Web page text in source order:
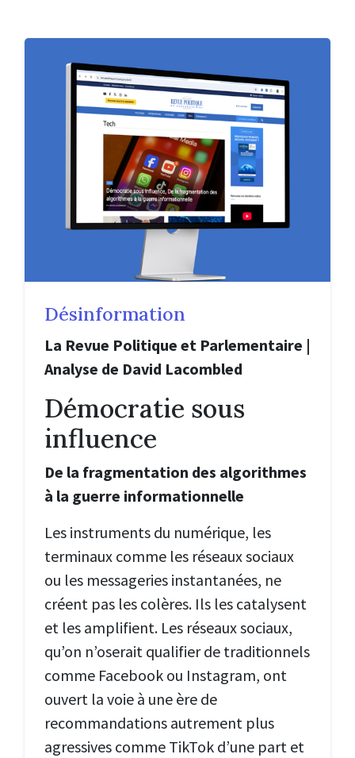
Désinformation
La Revue Politique et Parlementaire |
Analyse de David Lacombled
Démocratie sous
influence
De la fragmentation des algorithmes
à la guerre informationnelle
Les instruments du numérique, les
terminaux comme les réseaux sociaux
ou les messageries instantanées, ne
créent pas les colères. Ils les catalysent
et les amplifient. Les réseaux sociaux,
qu’on n’oserait qualifier de traditionnels
comme Facebook ou Instagram, ont
ouvert la voie à une ère de
recommandations autrement plus
agressives comme TikTok d’une part et